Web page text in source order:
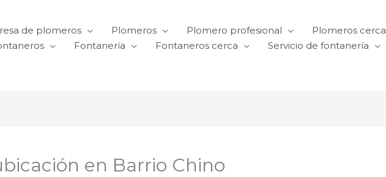
de plomeros Plomeros Plomero profesional
Plomeros cerca
Fontanería Fontaneros cerca Servicio de fontanería
en Barrio Chino